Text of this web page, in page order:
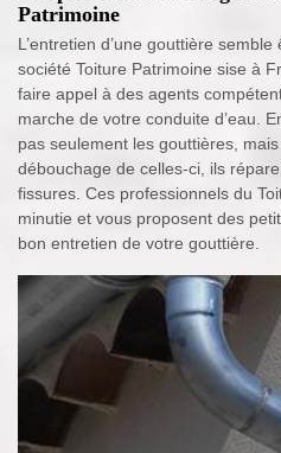
Patrimoine
L’entretien d’une gouttière
société Toiture Patrimoine sise à
faire appel à des agents
marche de votre conduite d’eau.
pas seulement les gouttières,
débouchage de celles-ci, ils
fissures. Ces professionnels du
minutie et vous proposent des
bon entretien de votre gouttière.